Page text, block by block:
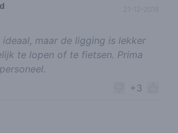
ideaal, maar de ligging is lekker
te lopen of te fietsen. Prima
+3